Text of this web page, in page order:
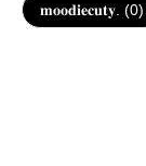
𝐦𝐨𝐨𝐝𝐢𝐞𝐜𝐮𝐭𝐲. (0)